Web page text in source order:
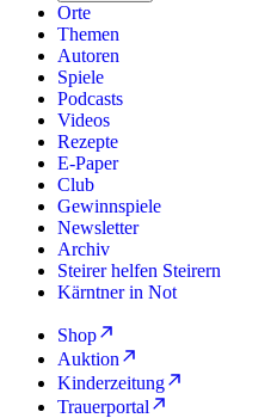
Orte
Themen
Autoren
Spiele
Podcasts
Videos
Rezepte
E-Paper
Club
Gewinnspiele
Newsletter
Archiv
Steirer helfen Steirern
Kärntner in Not
Shop
Auktion
Kinderzeitung
Trauerportal